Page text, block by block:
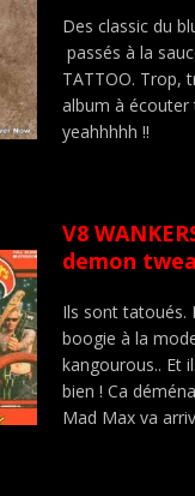
Des classic du
passés à la
TATTOO. Trop,
album à
yeahhhhh !!
V8
demon
Ils sont tatoués.
boogie à la
kangourous.. Et
bien ! Ca
Mad Max va